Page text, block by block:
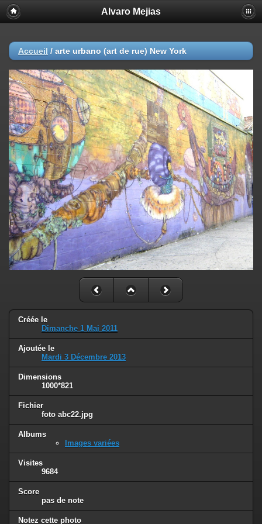
Alvaro Mejias
Accueil / arte urbano (art de rue) New York
Créée le
Dimanche 1 Mai 2011
Ajoutée le
Mardi 3 Décembre 2013
Dimensions
1000*821
Fichier
foto abc22.jpg
Albums
Images variées
Visites
9684
Score
pas de note
Notez cette photo